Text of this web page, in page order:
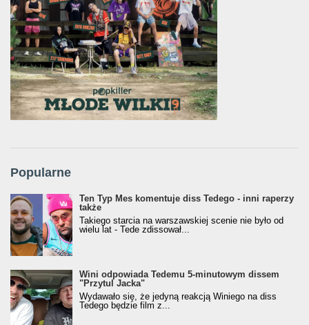
Popularne
Ten Typ Mes komentuje diss Tedego - inni raperzy
także
Takiego starcia na warszawskiej scenie nie było od
wielu lat - Tede zdissował...
Wini odpowiada Tedemu 5-minutowym dissem
"Przytul Jacka"
Wydawało się, że jedyną reakcją Winiego na diss
Tedego będzie film z...